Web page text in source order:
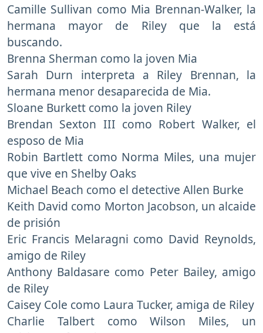
Camille Sullivan como Mia Brennan-Walker, la
hermana mayor de Riley que la está
buscando.
Brenna Sherman como la joven Mia
Sarah Durn interpreta a Riley Brennan, la
hermana menor desaparecida de Mia.
Sloane Burkett como la joven Riley
Brendan Sexton III como Robert Walker, el
esposo de Mia
Robin Bartlett como Norma Miles, una mujer
que vive en Shelby Oaks
Michael Beach como el detective Allen Burke
Keith David como Morton Jacobson, un alcaide
de prisión
Eric Francis Melaragni como David Reynolds,
amigo de Riley
Anthony Baldasare como Peter Bailey, amigo
de Riley
Caisey Cole como Laura Tucker, amiga de Riley
Charlie Talbert como Wilson Miles, un